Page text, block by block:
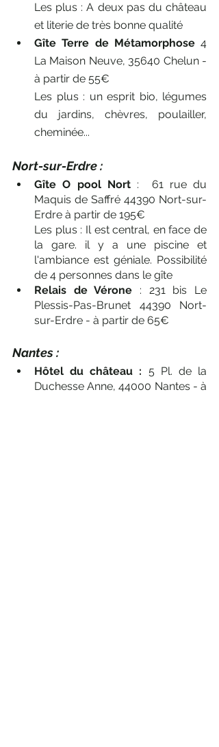
Les plus : A deux pas du château
et literie de très bonne qualité
Gîte Terre de Métamorphose 4
La Maison Neuve, 35640 Chelun -
à partir de 55€
Les plus : un esprit bio, légumes
du jardins, chèvres, poulailler,
cheminée...
Nort-sur-Erdre :
Gîte O pool Nort :  61 rue du
Maquis de Saffré 44390 Nort-sur-
Erdre à partir de 195€
Les plus : Il est central, en face de
la gare. il y a une piscine et
l'ambiance est géniale. Possibilité
de 4 personnes dans le gîte
Relais de Vérone : 231 bis Le
Plessis-Pas-Brunet 44390 Nort-
sur-Erdre - à partir de 65€
Nantes :
Hôtel du château : 5 Pl. de la
Duchesse Anne, 44000 Nantes - à